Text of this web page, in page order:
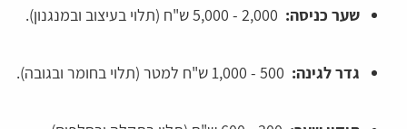
שער כניסה:
גדר לגינה: 500 - 1,000 ש"ח למטר (תלוי בחומר ובגובה).